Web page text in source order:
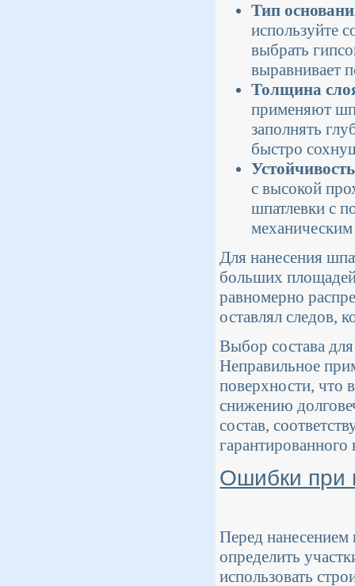
Тип
используйте
выбрать
выравнивает
Толщина
применяют
заполнять
быстро
с высокой
шпатлевки с
Для нанесения
больших
равномерно
оставлял следов,
Выбор состава
Неправильное
поверхности, что
снижению
состав,
гарантированного
Ошибки при
Перед
определить
использовать